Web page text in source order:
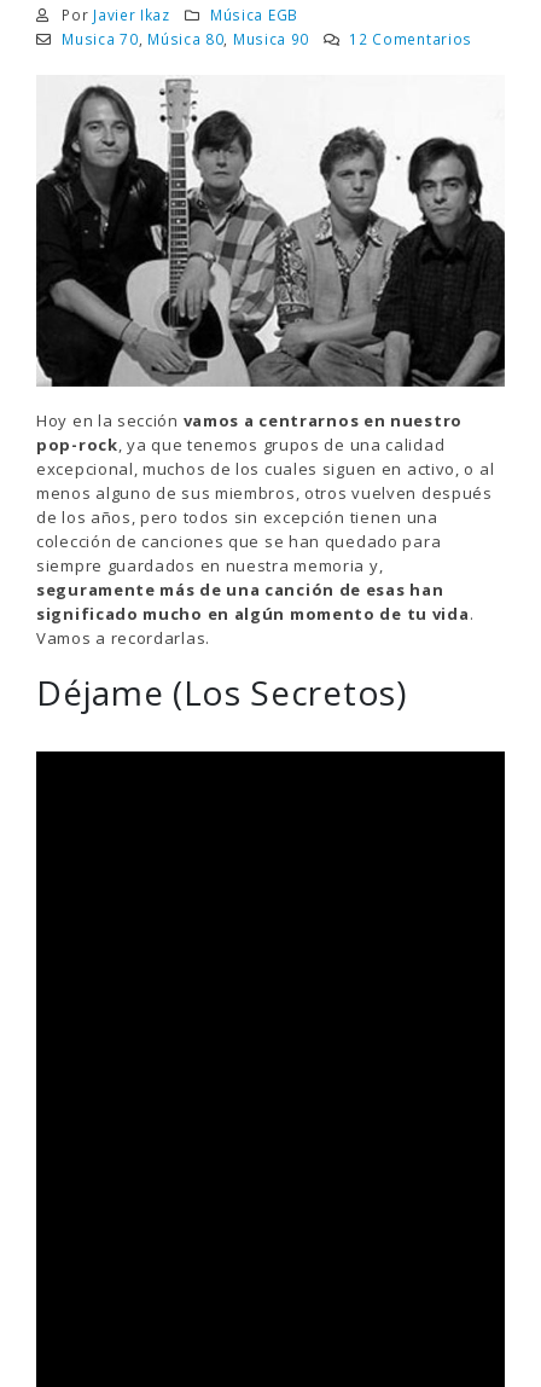
Por Javier Ikaz
Música EGB
Musica 70 Música 80 Musica 90 12 Comentarios
Hoy en la sección vamos a centrarnos en nuestro
pop-rock, ya que tenemos grupos de una calidad
excepcional, muchos de los cuales siguen en activo, o al
menos alguno de sus miembros, otros vuelven después
de los años, pero todos sin excepción tienen una
colección de canciones que se han quedado para
siempre guardados en nuestra memoria y,
seguramente más de una canción de esas han
significado mucho en algún momento de tu vida.
Vamos a recordarlas.
Déjame (Los Secretos)